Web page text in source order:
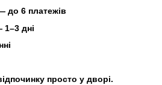
до 6 платежів
дні
просто у дворі.